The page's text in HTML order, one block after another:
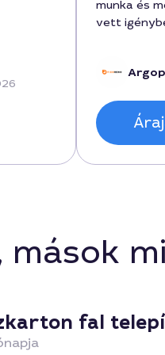
munka és
vett
utólagos
Attila
mások
fal